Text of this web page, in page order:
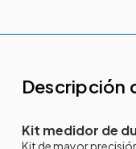
Descripción
Kit medidor de